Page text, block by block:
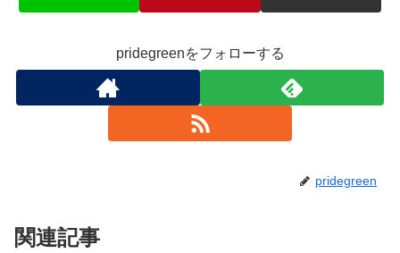
pridegreenをフォローする
pridegreen
関連記事